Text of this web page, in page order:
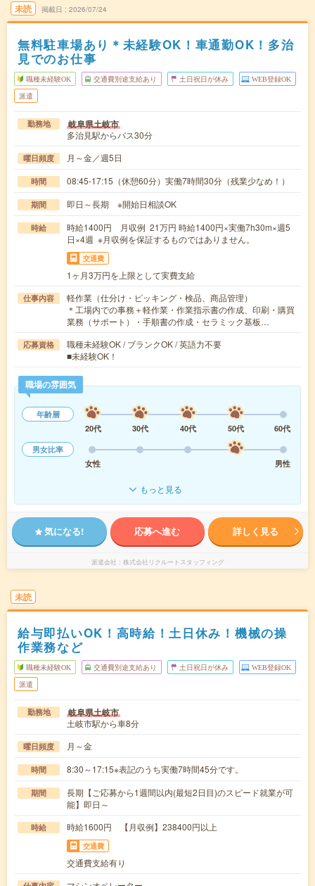
未読 掲載日 2026/07/24
無料駐車場あり＊未経験OK！車通勤OK！多治
見でのお仕事
職種未経験OK 交通費別途支給あり 土日祝日が休み WEB登録OK
派遣
勤務地 岐阜県土岐市
多治見駅からバス30分
曜日頻度 月～金／週5日
時間 08:45-17:15（休憩60分）実働7時間30分（残業少なめ！）
期間 即日～長期 ※開始日相談OK
時給
時給1400円 月収例 21万円 時給1400円×実働7h30m×週5
日×4週 ※月収例を保証するものではありません。
交通費
1ヶ月3万円を上限として実費支給
仕事内容
軽作業（仕分け・ピッキング・検品、商品管理）
＊工場内での事務＋軽作業・作業指示書の作成、印刷・購買
業務（サポート）・手順書の作成・セラミック基板…
応募資格
職種未経験OK / ブランクOK / 英語力不要
■未経験OK！
職場の雰囲気
年齢層
20代
30代 40代 50代
60代
男女比率
女性
男性
もっと見る
気になる! 応募へ進む 詳しく見る
派遣会社 株式会社リクルートスタッフィング
未読
給与即払いOK！高時給！土日休み！機械の操
作業務など
職種未経験OK 交通費別途支給あり 土日祝日が休み WEB登録OK
派遣
勤務地 岐阜県土岐市
土岐市駅から車8分
曜日頻度 月～金
時間 8:30～17:15※表記のうち実働7時間45分です。
期間
長期【ご応募から1週間以内(最短2日目)のスピード就業が可
能】即日～
時給 時給1600円 【月収例】238400円以上
交通費
交通費支給有り